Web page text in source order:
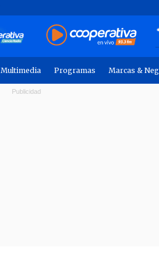
Multimedia Programas Marcas &